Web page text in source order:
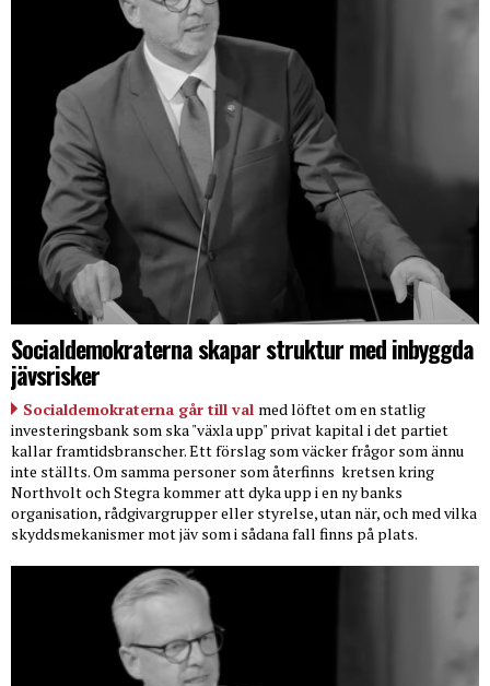
Socialdemokraterna skapar struktur med inbyggda
jävsrisker
Socialdemokraterna går till val med löftet om en statlig
investeringsbank som ska "växla upp" privat kapital i det partiet
kallar framtidsbranscher. Ett förslag som väcker frågor som ännu
inte ställts. Om samma personer som återfinns kretsen kring
Northvolt och Stegra kommer att dyka upp i en ny banks
organisation, rådgivargrupper eller styrelse, utan när, och med vilka
skyddsmekanismer mot jäv som i sådana fall finns på plats.